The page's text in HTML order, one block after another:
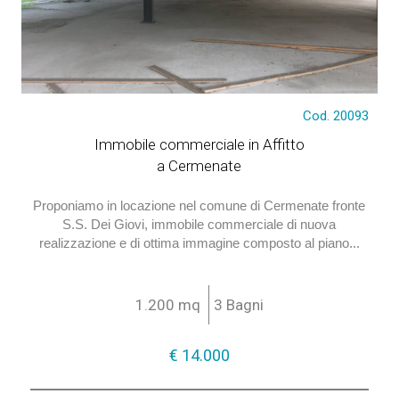
Cod. 20093
Immobile commerciale in Affitto
a Cermenate
Proponiamo in locazione nel comune di Cermenate fronte
S.S. Dei Giovi, immobile commerciale di nuova
realizzazione e di ottima immagine composto al piano...
1.200 mq 3 Bagni
€ 14.000